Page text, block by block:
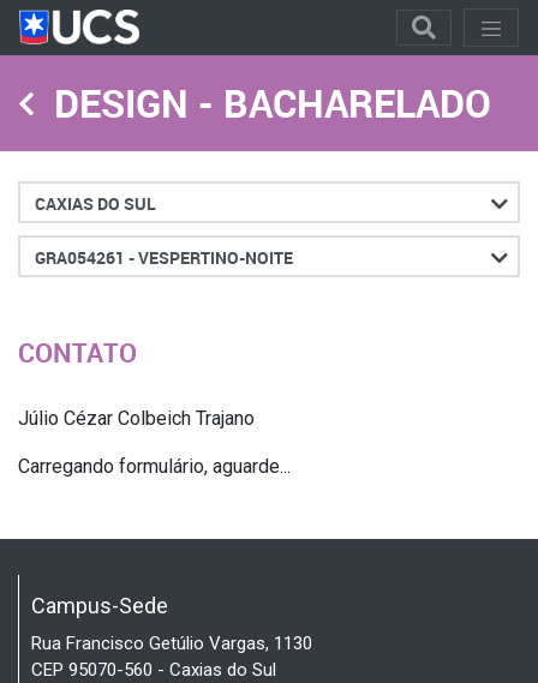
DESIGN - BACHARELADO
Cidade
Turno
CONTATO
Júlio Cézar Colbeich Trajano
Carregando formulário, aguarde...
Campus-Sede
Rua Francisco Getúlio Vargas, 1130
CEP 95070-560 - Caxias do Sul